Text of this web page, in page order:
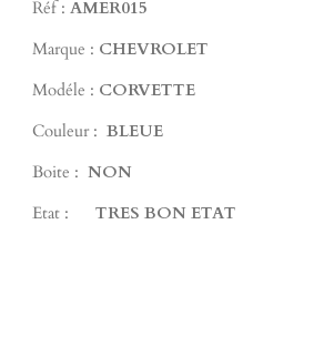
Réf : AMER015
Marque : CHEVROLET
Modéle : CORVETTE
Couleur : BLEUE
Boite : NON
Etat :
TRES BON ETAT